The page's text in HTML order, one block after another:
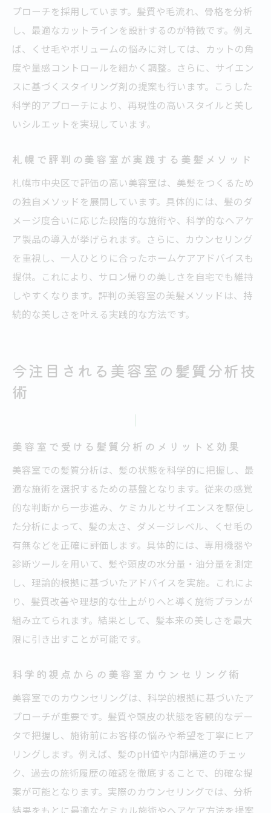
プローチを採用しています。髪質や毛流れ、骨格を分析
し、最適なカットラインを設計するのが特徴です。例え
ば、くせ毛やボリュームの悩みに対しては、カットの角
度や量感コントロールを細かく調整。さらに、サイエン
スに基づくスタイリング剤の提案も行います。こうした
科学的アプローチにより、再現性の高いスタイルと美し
いシルエットを実現しています。
札幌で評判の美容室が実践する美髪メソッド
札幌市中央区で評価の高い美容室は、美髪をつくるため
の独自メソッドを展開しています。具体的には、髪のダ
メージ度合いに応じた段階的な施術や、科学的なヘアケ
ア製品の導入が挙げられます。さらに、カウンセリング
を重視し、一人ひとりに合ったホームケアアドバイスも
提供。これにより、サロン帰りの美しさを自宅でも維持
しやすくなります。評判の美容室の美髪メソッドは、持
続的な美しさを叶える実践的な方法です。
今注目される美容室の髪質分析技
術
美容室で受ける髪質分析のメリットと効果
美容室での髪質分析は、髪の状態を科学的に把握し、最
適な施術を選択するための基盤となります。従来の感覚
的な判断から一歩進み、ケミカルとサイエンスを駆使し
た分析によって、髪の太さ、ダメージレベル、くせ毛の
有無などを正確に評価します。具体的には、専用機器や
診断ツールを用いて、髪や頭皮の水分量・油分量を測定
し、理論的根拠に基づいたアドバイスを実施。これによ
り、髪質改善や理想的な仕上がりへと導く施術プランが
組み立てられます。結果として、髪本来の美しさを最大
限に引き出すことが可能です。
科学的視点からの美容室カウンセリング術
美容室でのカウンセリングは、科学的根拠に基づいたア
プローチが重要です。髪質や頭皮の状態を客観的なデー
タで把握し、施術前にお客様の悩みや希望を丁寧にヒア
リングします。例えば、髪のpH値や内部構造のチェッ
ク、過去の施術履歴の確認を徹底することで、的確な提
案が可能となります。実際のカウンセリングでは、分析
結果をもとに最適なケミカル施術やヘアケア方法を提案